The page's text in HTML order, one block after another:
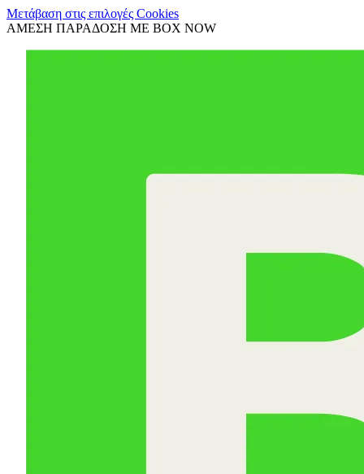
Μετάβαση στις επιλογές Cookies
ΑΜΕΣΗ ΠΑΡΑΔΟΣΗ ΜΕ BOX NOW